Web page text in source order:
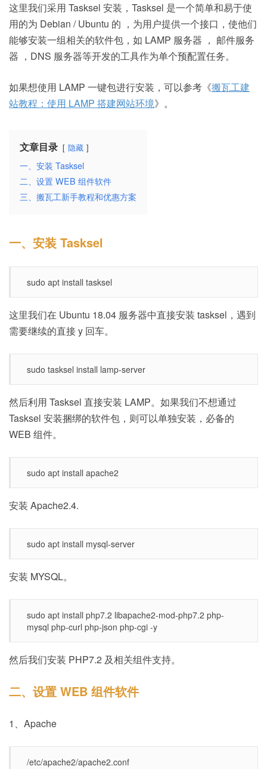
这里我们采用 Tasksel 安装，Tasksel 是一个简单和易于使
用的为 Debian / Ubuntu 的 ，为用户提供一个接口，使他们
能够安装一组相关的软件包，如 LAMP 服务器 ， 邮件服务
器 ，DNS 服务器等开发的工具作为单个预配置任务。
如果想使用 LAMP 一键包进行安装，可以参考《搬瓦工建
站教程：使用 LAMP 搭建网站环境》。
文章目录 隐藏
一、安装 Tasksel
二、设置 WEB 组件软件
三、搬瓦工新手教程和优惠方案
一、安装 Tasksel
sudo apt install tasksel
这里我们在 Ubuntu 18.04 服务器中直接安装 tasksel，遇到
需要继续的直接 y 回车。
sudo tasksel install lamp-server
然后利用 Tasksel 直接安装 LAMP。如果我们不想通过
Tasksel 安装捆绑的软件包，则可以单独安装，必备的
WEB 组件。
sudo apt install apache2
安装 Apache2.4.
sudo apt install mysql-server
安装 MYSQL。
sudo apt install php7.2 libapache2-mod-php7.2 php-
mysql php-curl php-json php-cgi -y
然后我们安装 PHP7.2 及相关组件支持。
二、设置 WEB 组件软件
1、Apache
/etc/apache2/apache2.conf